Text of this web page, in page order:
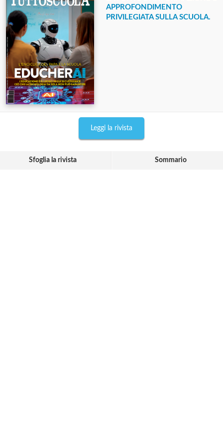
APPROFONDIMENTO
PRIVILEGIATA SULLA SCUOLA.
Leggi la rivista
Sfoglia la rivista Sommario